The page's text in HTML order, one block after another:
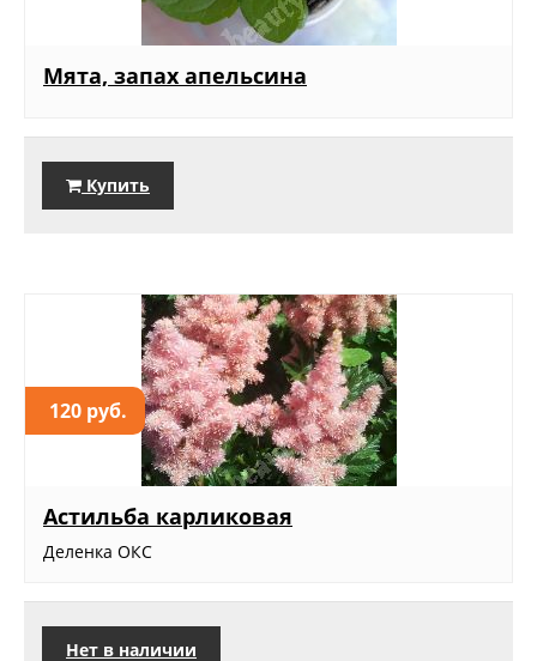
Мята, запах апельсина
Купить
120 руб.
Астильба карликовая
Деленка ОКС
Нет в наличии